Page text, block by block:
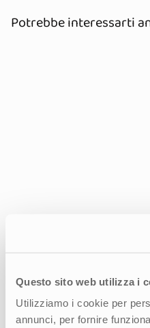
Questo sito web utilizza i
Utilizziamo i cookie per
annunci, per fornire
Potrebbe interessarti
Nuovo
digitale per